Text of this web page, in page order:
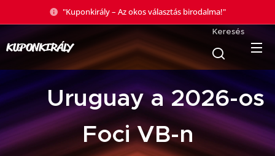
"Kuponkirály – Az okos választás birodalma!"
KUPONKIRÁLY
Keresés
🇺🇾 Uruguay a 2026-os
Foci VB-n